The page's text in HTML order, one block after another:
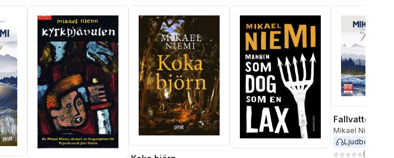
Fallvatten
Mikael Niemi
Ljudbok
(